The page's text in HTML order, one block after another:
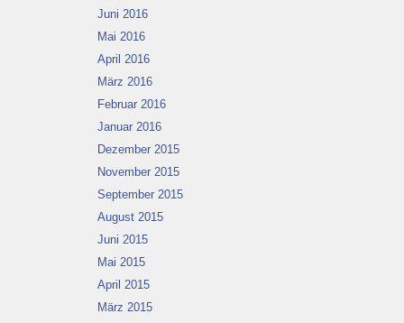
Juni 2016
Mai 2016
April 2016
März 2016
Februar 2016
Januar 2016
Dezember 2015
November 2015
September 2015
August 2015
Juni 2015
Mai 2015
April 2015
März 2015